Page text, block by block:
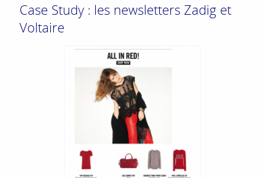
Case Study : les newsletters Zadig et
Voltaire